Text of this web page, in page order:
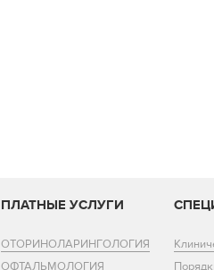
ПЛАТНЫЕ УСЛУГИ
ОТОРИНОЛАРИНГОЛОГИЯ
ОФТАЛЬМОЛОГИЯ